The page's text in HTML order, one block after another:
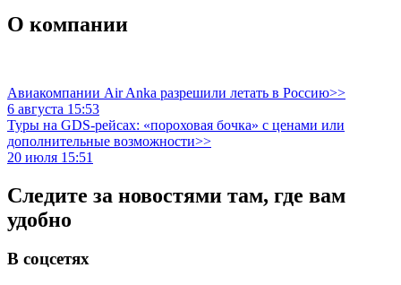
О компании
Авиакомпании Air Anka разрешили летать в Россию>>
6 августа 15:53
Туры на GDS-рейсах: «пороховая бочка» с ценами или
дополнительные возможности>>
20 июля 15:51
Следите за новостями там, где вам
удобно
В соцсетях